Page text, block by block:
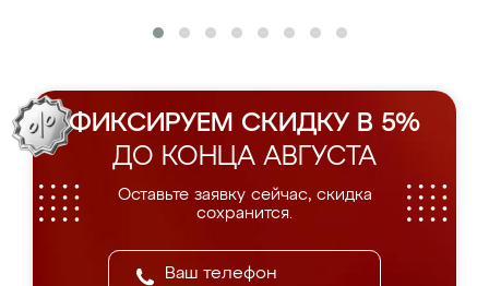
ФИКСИРУЕМ СКИДКУ В 5%
ДО КОНЦА АВГУСТА
Оставьте заявку сейчас, скидка
сохранится.